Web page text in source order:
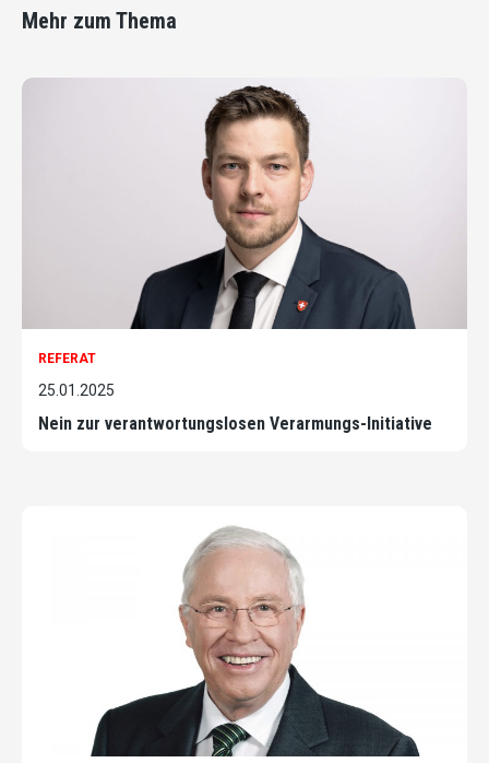
Mehr zum Thema
REFERAT
25.01.2025
Nein zur verantwortungslosen Verarmungs-Initiative